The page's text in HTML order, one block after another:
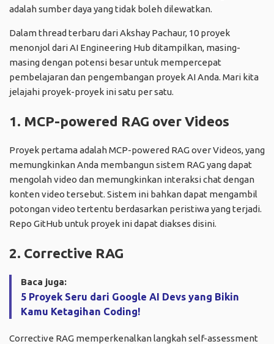
adalah sumber daya yang tidak boleh dilewatkan.
Dalam thread terbaru dariAkshay Pachaur, 10 proyek
menonjol dari AI Engineering Hub ditampilkan, masing-
masing dengan potensi besar untuk mempercepat
pembelajaran dan pengembangan proyek AI Anda. Mari kita
jelajahi proyek-proyek ini satu per satu.
1. MCP-powered RAG over Videos
Proyek pertama adalah MCP-powered RAG over Videos, yang
memungkinkan Anda membangun sistem RAG yang dapat
mengolah video dan memungkinkan interaksi chat dengan
konten video tersebut. Sistem ini bahkan dapat mengambil
potongan video tertentu berdasarkan peristiwa yang terjadi.
Repo GitHub untuk proyek ini dapat diakses disini.
2. Corrective RAG
Baca juga:
5 Proyek Seru dari Google AI Devs yang Bikin
Kamu Ketagihan Coding!
Corrective RAG memperkenalkan langkah self-assessment